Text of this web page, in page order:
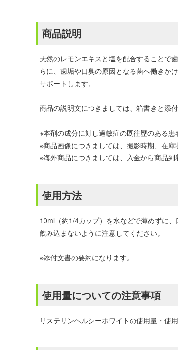
商品説明
天然のレモンエキスと塩を配合することで
らに、歯垢や口臭の原因となる菌へ働きか
サポートします。
商品の説明文につきましては、箱書きと添
※本剤の成分に対し過敏症の既往歴のある患
※商品画像につきましては、撮影時期、在
※海外商品につきましては、入金から商品
使用方法
10ml（約1/4カップ）を水などで薄めずに
飲み込まないように注意してください。
※添付文書の要約になります。
使用量についての注意事項
リステリンヘルシーホワイトの使用量・使